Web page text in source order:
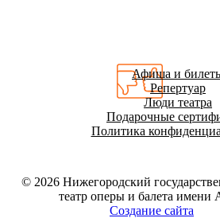
Афиша и
Репертуар
Люди театра
Подарочные
Политика
© 2026 Нижегородский
театр оперы и балета
Создание сайта